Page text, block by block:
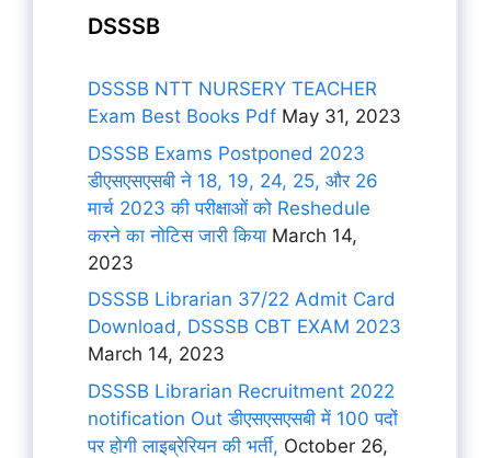
DSSSB
DSSSB NTT NURSERY TEACHER
Exam Best Books Pdf May 31, 2023
DSSSB Exams Postponed 2023
डीएसएसएसबी ने 18, 19, 24, 25, और 26
मार्च 2023 की परीक्षाओं को Reshedule
करने का नोटिस जारी किया March 14,
2023
DSSSB Librarian 37/22 Admit Card
Download, DSSSB CBT EXAM 2023
March 14, 2023
DSSSB Librarian Recruitment 2022
notification Out डीएसएसएसबी में 100 पदों
पर होगी लाइब्रेरियन की भर्ती, October 26,